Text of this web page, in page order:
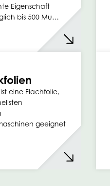
Eigenschaft
bis 500 Mu…
eine Flachfolie,
geeignet